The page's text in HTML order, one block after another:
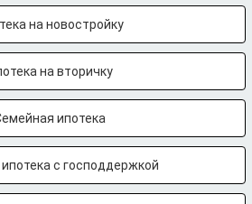
на новостройку
на вторичку
ипотека
с господдержкой